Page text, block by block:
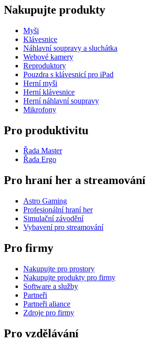
Nakupujte produkty
Myši
Klávesnice
Náhlavní soupravy a sluchátka
Webové kamery
Reproduktory
Pouzdra s klávesnicí pro iPad
Herní myši
Herní klávesnice
Herní náhlavní soupravy
Mikrofony
Pro produktivitu
Řada Master
Řada Ergo
Pro hraní her a streamování
Astro Gaming
Profesionální hraní her
Simulační závodění
Vybavení pro streamování
Pro firmy
Nakupujte pro prostory
Nakupujte produkty pro firmy
Software a služby
Partneři
Partneři aliance
Zdroje pro firmy
Pro vzdělávání